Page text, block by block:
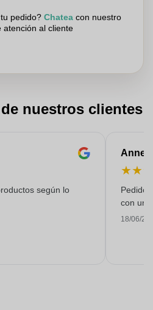
pedido? Chateacon nuestro
atención al cliente
nuestros clientes
según lo
Anne-
★★
Pedido
con
18/06/